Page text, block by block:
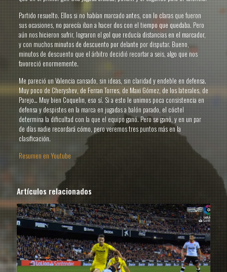
Partido resuelto. Ellos si no habían marcado antes, con lo claras que fueron
sus ocasiones, no parecía iban a hacer dos con el tiempo que quedaba. Pero
aún nos hicieron sufrir, lograron el gol que reducía distancias en el marcador,
y con muchos minutos de descuento por delante por disputar. Bueno,
minutos de descuento que el árbitro decidió recortar a seis, algo que nos
favoreció enormemente.
Me pareció un Valencia cansado, sin ideas, sin claridad y endeble en defensa.
Muy poco de Cheryshev, de Ferran Torres, de Maxi Gómez, de los laterales, de
Parejo… Muy bien Coquelin, eso sí. Si a esto le unimos poca consistencia en
defensa y despistes en la marca en jugadas a balón parado, el cóctel
determina la dificultad con la que el equipo ganó. Pero se ganó, y en un par
de días nadie recordará cómo, pero veremos tres puntos más en la
clasificación.
Resumen en Youtube
Artículos relacionados